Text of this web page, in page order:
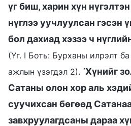
үг биш, харин хүн
нүглээ уучлуулсан гэсэн
бол дахиад хэзээ ч
(Үг. I Боть: Бурханы илрэлт
ажлын үзэгдэл 2). ‘Хүнийг
Сатаны олон хор аль
суучихсан бөгөөд
завхруулагдсаны дараа